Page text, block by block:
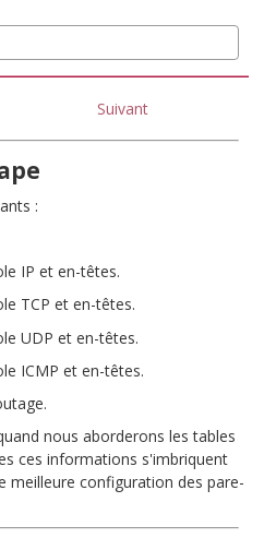
Suivant
:
IP et en-têtes.
TCP et en-têtes.
UDP et en-têtes.
ICMP et en-têtes.
nous aborderons les tables
ces informations s'imbriquent
meilleure configuration des pare-